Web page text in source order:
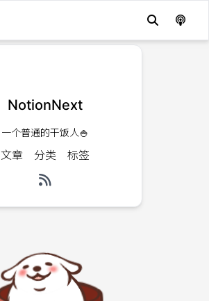
NotionNext
一个普通的干饭人🍚
文章 分类 标签